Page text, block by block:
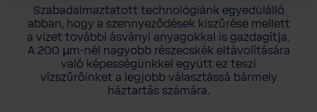
Szabadalmaztatott technológiánk egyedülálló
abban, hogy a szennyeződések kiszűrése mellett
a vizet további ásványi anyagokkal is gazdagítja.
A 200 µm-nél nagyobb részecskék eltávolítására
való képességünkkel együtt ez teszi
vízszűrőinket a legjobb választássá bármely
háztartás számára.